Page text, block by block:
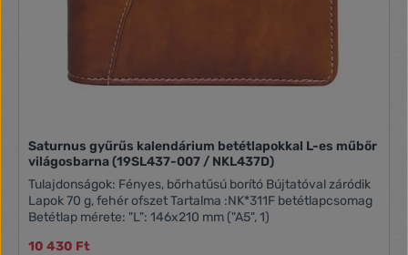
Saturnus gyűrűs kalendárium betétlapokkal L-es műbőr
világosbarna (19SL437-007 / NKL437D)
Tulajdonságok: Fényes, bőrhatűsú borító Bújtatóval záródik
Lapok 70 g, fehér ofszet Tartalma :NK*311F betétlapcsomag
Betétlap mérete: "L": 146x210 mm ("A5", 1)
10 430 Ft